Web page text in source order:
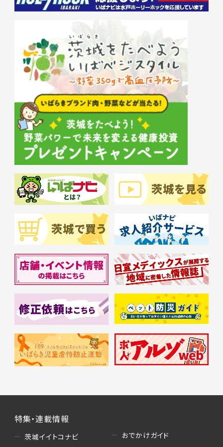
特集・連載情報
茨城イイトコナビ
おでかけガイド